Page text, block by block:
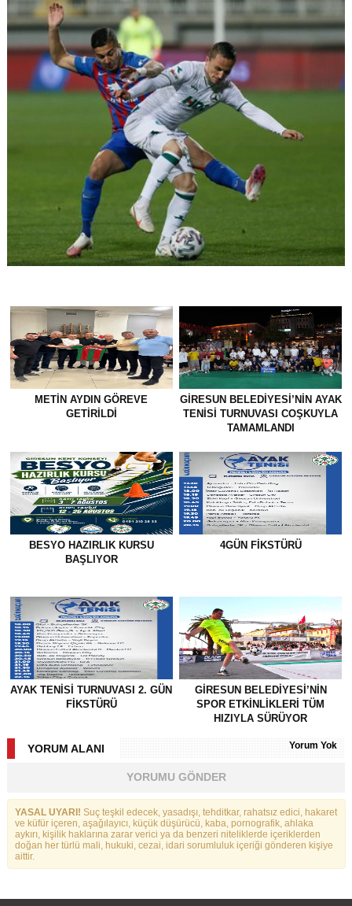
METİN AYDIN GÖREVE
GETİRİLDİ
GİRESUN BELEDİYESİ’NİN AYAK
TENİSİ TURNUVASI COŞKUYLA
TAMAMLANDI
BESYO HAZIRLIK KURSU
BAŞLIYOR
4GÜN FIKSTÜRÜ
AYAK TENISI TURNUVASI 2. GÜN
FIKSTÜRÜ
GİRESUN BELEDİYESİ’NİN
SPOR ETKİNLİKLERİ TÜM
HIZIYLA SÜRÜYOR
YORUM ALANI Yorum Yok
YORUMU GÖNDER
YASAL UYARI! Suç teşkil edecek, yasadışı, tehditkar, rahatsız edici, hakaret
ve küfür içeren, aşağılayıcı, küçük düşürücü, kaba, pornografik, ahlaka
aykırı, kişilik haklarına zarar verici ya da benzeri niteliklerde içeriklerden
doğan her türlü mali, hukuki, cezai, idari sorumluluk içeriği gönderen kişiye
aittir.